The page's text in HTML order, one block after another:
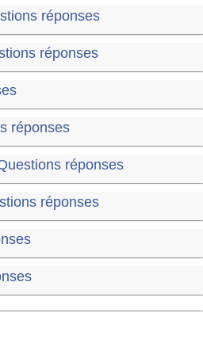
réponses
réponses
réponses
réponses
réponses